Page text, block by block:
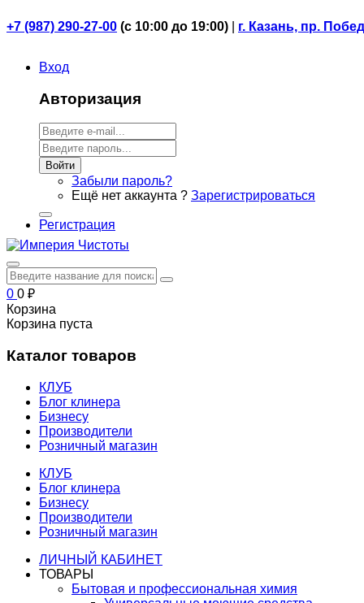
+7 (987) 290-27-00 (с 10:00 до 19:00) г. Казань, пр.
Вход
Авторизация
Войти
Забыли пароль?
Ещё нет аккаунта ? Зарегистрироваться
Регистрация
0 0 ₽
Корзина
Корзина пуста
Каталог товаров
КЛУБ
Блог клинера
Бизнесу
Производители
Розничный магазин
КЛУБ
Блог клинера
Бизнесу
Производители
Розничный магазин
ЛИЧНЫЙ КАБИНЕТ
ТОВАРЫ
Бытовая и профессиональная химия